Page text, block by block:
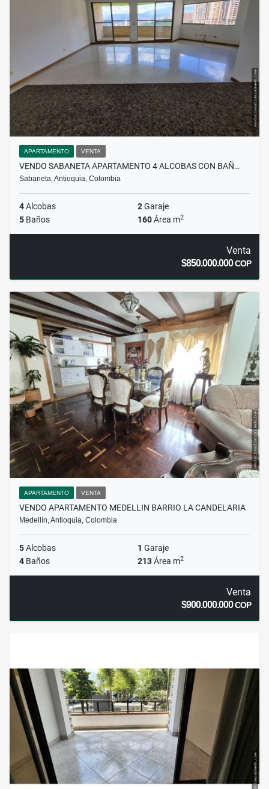
APARTAMENTO VENTA
VENDO SABANETA APARTAMENTO 4 ALCOBAS CON BAÑ…
Sabaneta, Antioquia, Colombia
4Alcobas 2Garaje
5 Baños 160Área m2
Venta
$850.000.000COP
APARTAMENTO VENTA
VENDO APARTAMENTO MEDELLIN BARRIO LA CANDELARIA
Medellín, Antioquia, Colombia
5Alcobas 1 Garaje
4 Baños 213Área m2
Venta
$900.000.000COP